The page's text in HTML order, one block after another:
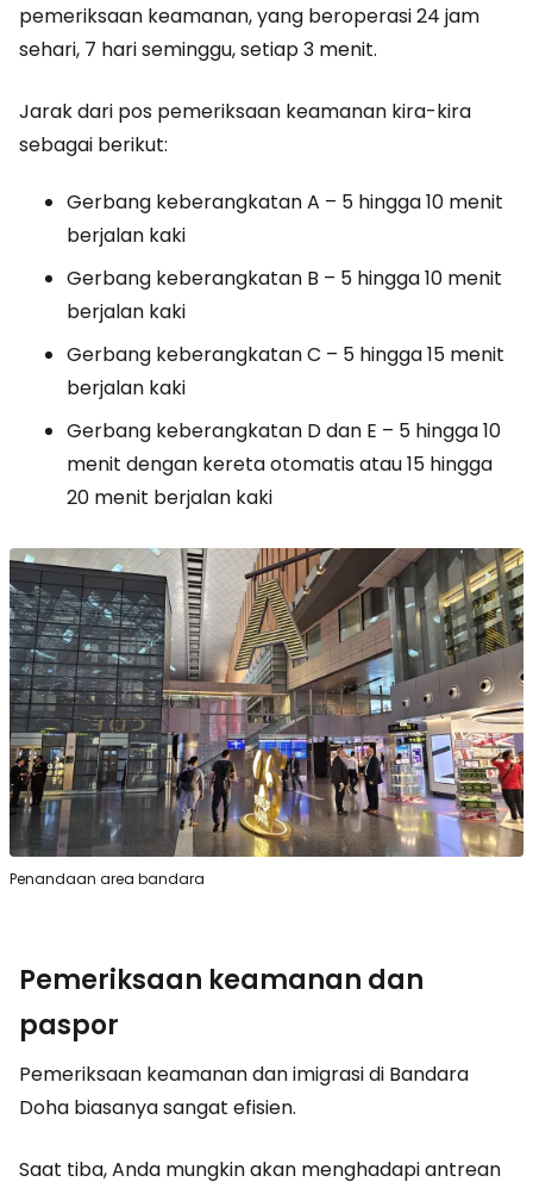
pemeriksaan keamanan, yang beroperasi 24 jam
sehari, 7 hari seminggu, setiap 3 menit.
Jarak dari pos pemeriksaan keamanan kira-kira
sebagai berikut:
Gerbang keberangkatan A – 5 hingga 10 menit
berjalan kaki
Gerbang keberangkatan B – 5 hingga 10 menit
berjalan kaki
Gerbang keberangkatan C – 5 hingga 15 menit
berjalan kaki
Gerbang keberangkatan D dan E – 5 hingga 10
menit dengan kereta otomatis atau 15 hingga
20 menit berjalan kaki
Penandaan area bandara
Pemeriksaan keamanan dan
paspor
Pemeriksaan keamanan dan imigrasi di Bandara
Doha biasanya sangat efisien.
Saat tiba, Anda mungkin akan menghadapi antrean